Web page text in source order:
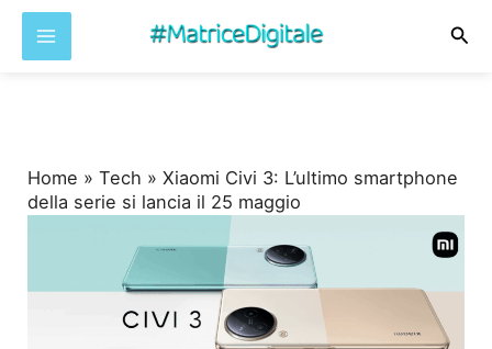
Home »Tech »Xiaomi Civi 3: L’ultimo smartphone
della serie si lancia il 25 maggio